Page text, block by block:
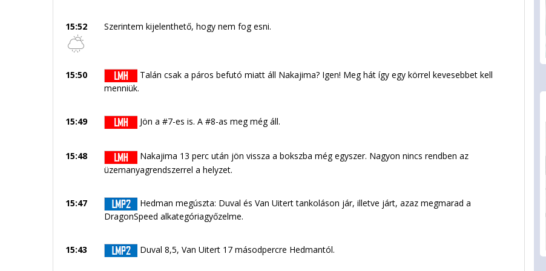
15:52 Szerintem kijelenthető, hogy nem fog esni.
15:50
Talán csak a páros befutó miatt áll Nakajima? Igen! Meg hát így egy körrel kevesebbet kell
menniük.
15:49 Jön a #7-es is. A #8-as meg még áll.
15:48
Nakajima 13 perc után jön vissza a bokszba még egyszer. Nagyon nincs rendben az
üzemanyagrendszerrel a helyzet.
15:47
Hedman megúszta: Duval és Van Uitert tankoláson jár, illetve járt, azaz megmarad a
DragonSpeed alkategóriagyőzelme.
15:43 Duval 8,5, Van Uitert 17 másodpercre Hedmantól.